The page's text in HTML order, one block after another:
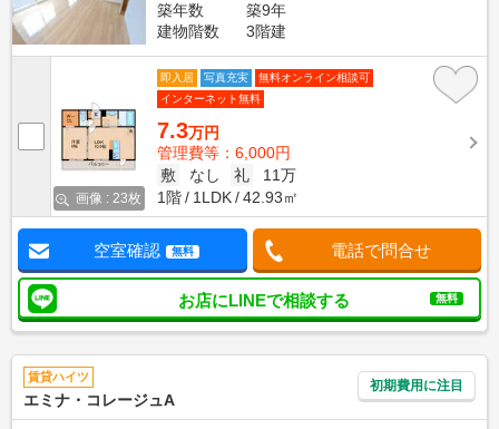
築年数
築9年
建物階数
3階建
画像 : 23枚
即入居 写真充実
無料オンライン相談可
インターネット無料
7.3万円
管理費等：6,000円
敷
なし 礼
11万
1階
1LDK 42.93㎡
空室確認 無料 電話で問合せ
お店にLINEで相談する 無料
賃貸ハイツ
エミナ・コレージュA
初期費用に注目